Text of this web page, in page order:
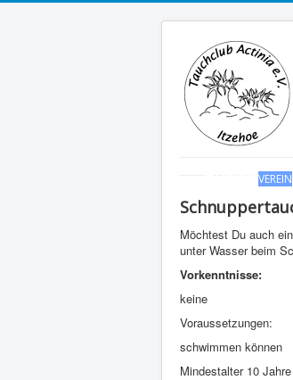
VEREIN
Möchtest Du auch
unter Wasser beim
Vorkenntnisse:
keine
Voraussetzungen:
schwimmen können
Mindestalter 10 Jahre